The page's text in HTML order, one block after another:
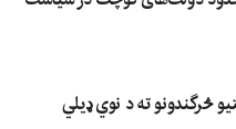
څرگندونو ته د نوي ډیلي